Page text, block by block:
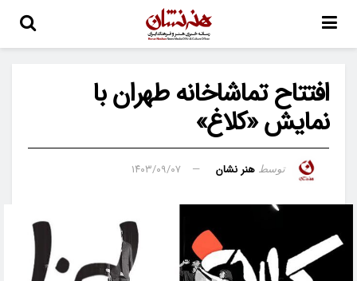
افتتاح تماشاخانه طهران با
نمایش «کلاغ»
توسط هنر نشان ۱۴۰۳/۰۹/۰۷